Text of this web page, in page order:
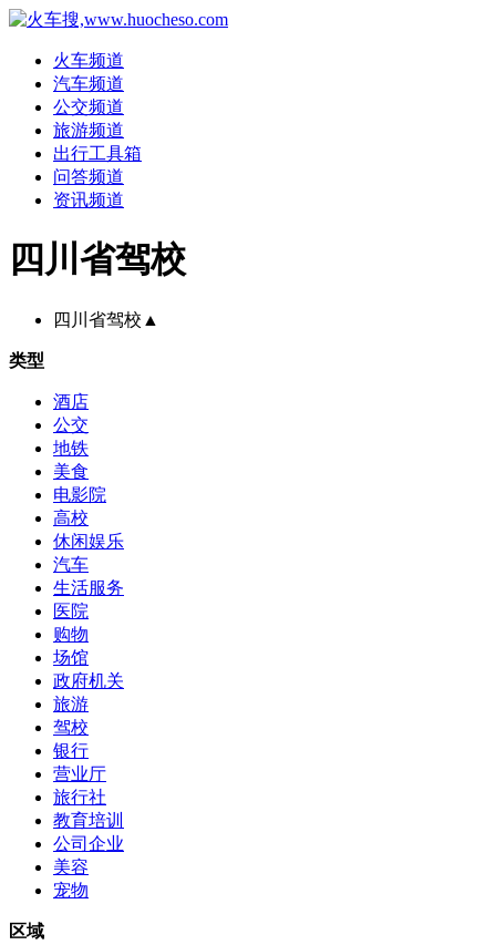
火车频道
汽车频道
公交频道
旅游频道
出行工具箱
问答频道
资讯频道
四川省驾校
四川省驾校 ▲
类型
酒店
公交
地铁
美食
电影院
高校
休闲娱乐
汽车
生活服务
医院
购物
场馆
政府机关
旅游
驾校
银行
营业厅
旅行社
教育培训
公司企业
美容
宠物
区域